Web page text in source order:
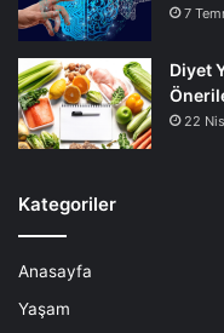
7
Diyet
22
Kategoriler
Anasayfa
Yaşam